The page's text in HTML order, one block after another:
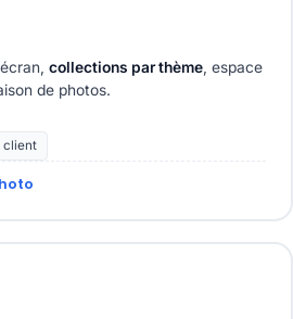
collections par thème, espace
de photos.
client